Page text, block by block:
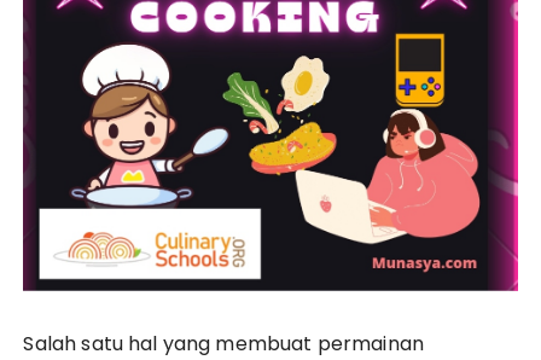
Salah satu hal yang membuat permainan